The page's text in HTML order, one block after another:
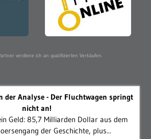
verdiene ich an qualifizierten Verkäufen.
der Analyse - Der Fluchtwagen springt
nicht an!
Geld: 85,7 Milliarden Dollar aus dem
der Geschichte, plus...